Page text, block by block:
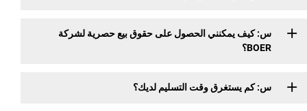
س: كيف يمكنني الحصول على حقوق بيع حصرية لشركة
BOER؟
س: كم يستغرق وقت التسليم لديك؟